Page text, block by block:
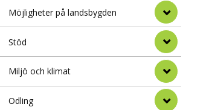
Möjligheter på landsbygden
Stöd
Miljö och klimat
Odling